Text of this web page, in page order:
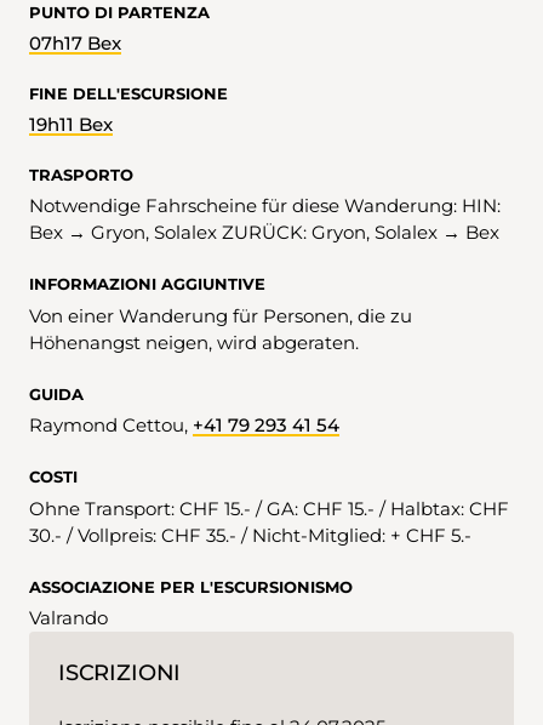
PUNTO DI PARTENZA
07h17 Bex
FINE DELL'ESCURSIONE
19h11 Bex
TRASPORTO
Notwendige Fahrscheine für diese Wanderung: HIN:
Bex → Gryon, Solalex ZURÜCK: Gryon, Solalex → Bex
INFORMAZIONI AGGIUNTIVE
Von einer Wanderung für Personen, die zu
Höhenangst neigen, wird abgeraten.
GUIDA
Raymond Cettou, +41 79 293 41 54
COSTI
Ohne Transport: CHF 15.- / GA: CHF 15.- / Halbtax: CHF
30.- / Vollpreis: CHF 35.- / Nicht-Mitglied: + CHF 5.-
ASSOCIAZIONE PER L'ESCURSIONISMO
Valrando
ISCRIZIONI